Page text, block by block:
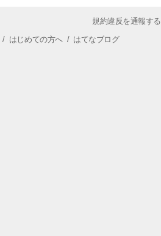
規約違反を通報する
/ はじめての方へ/ はてなブログ